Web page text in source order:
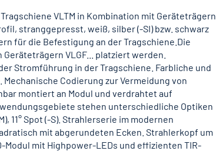
VLTM in Kombination mit Geräteträgern
stranggepresst, weiß, silber (-SI) bzw. schwarz
für die Befestigung an der Tragschiene.Die
VLGF... platziert werden.
Stromführung in der Tragschiene. Farbliche und
Codierung zur Vermeidung von
montiert an Modul und verdrahtet auf
stehen unterschiedliche Optiken
11° Spot (-S). Strahlerserie im modernen
mit abgerundeten Ecken. Strahlerkopf um
Modul mit Highpower-LEDs und effizienten TIR-